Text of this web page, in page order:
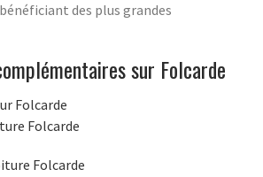
des plus grandes
sur Folcarde
Folcarde
Folcarde
Folcarde